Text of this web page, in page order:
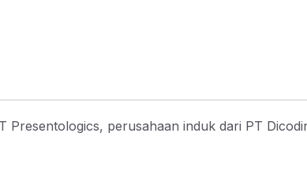
Presentologics, perusahaan induk dari PT